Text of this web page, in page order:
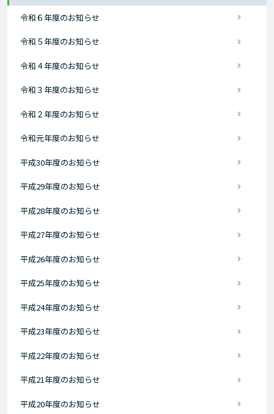
令和６年度のお知らせ
令和５年度のお知らせ
令和４年度のお知らせ
令和３年度のお知らせ
令和２年度のお知らせ
令和元年度のお知らせ
平成30年度のお知らせ
平成29年度のお知らせ
平成28年度のお知らせ
平成27年度のお知らせ
平成26年度のお知らせ
平成25年度のお知らせ
平成24年度のお知らせ
平成23年度のお知らせ
平成22年度のお知らせ
平成21年度のお知らせ
平成20年度のお知らせ